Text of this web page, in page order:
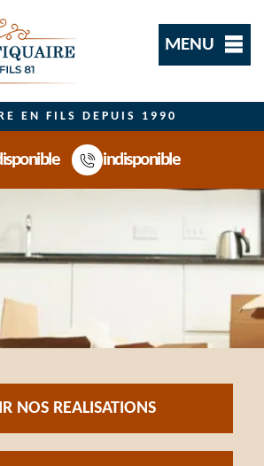
MENU
EN FILS DEPUIS 1990
indisponible
NOS REALISATIONS